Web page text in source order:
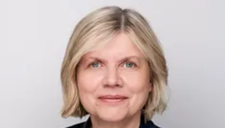
sorgen 19 regionale Kundencenter und Servicebüros
und die gemeinnützige soziale
Dienstleistungsgesellschaft Parea, die direkt in den
Quartieren tätig ist.